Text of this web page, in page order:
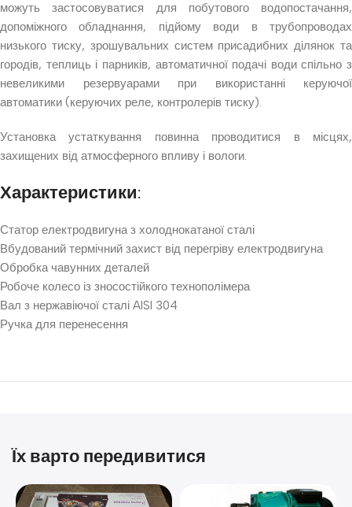
можуть застосовуватися для побутового водопостачання,
допоміжного обладнання, підйому води в трубопроводах
низького тиску, зрошувальних систем присадибних ділянок та
городів, теплиць і парників, автоматичної подачі води спільно з
невеликими резервуарами при використанні керуючої
автоматики (керуючих реле, контролерів тиску).
Установка устаткування повинна проводитися в місцях,
захищених від атмосферного впливу і вологи.
Характеристики:
Статор електродвигуна з холоднокатаної сталі
Вбудований термічний захист від перегріву електродвигуна
Обробка чавунних деталей
Робоче колесо із зносостійкого технополімера
Вал з нержавіючої сталі AISI 304
Ручка для перенесення
Їх варто передивитися